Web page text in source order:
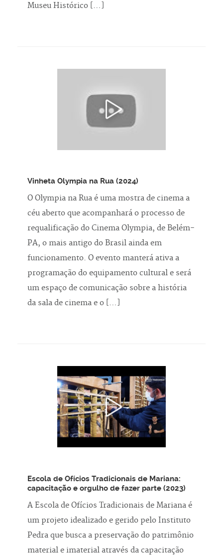
Museu Histórico […]
Vinheta Olympia na Rua (2024)
O Olympia na Rua é uma mostra de cinema a
céu aberto que acompanhará o processo de
requalificação do Cinema Olympia, de Belém-
PA, o mais antigo do Brasil ainda em
funcionamento. O evento manterá ativa a
programação do equipamento cultural e será
um espaço de comunicação sobre a história
da sala de cinema e o […]
Escola de Ofícios Tradicionais de Mariana:
capacitação e orgulho de fazer parte (2023)
A Escola de Ofícios Tradicionais de Mariana é
um projeto idealizado e gerido pelo Instituto
Pedra que busca a preservação do patrimônio
material e imaterial através da capacitação